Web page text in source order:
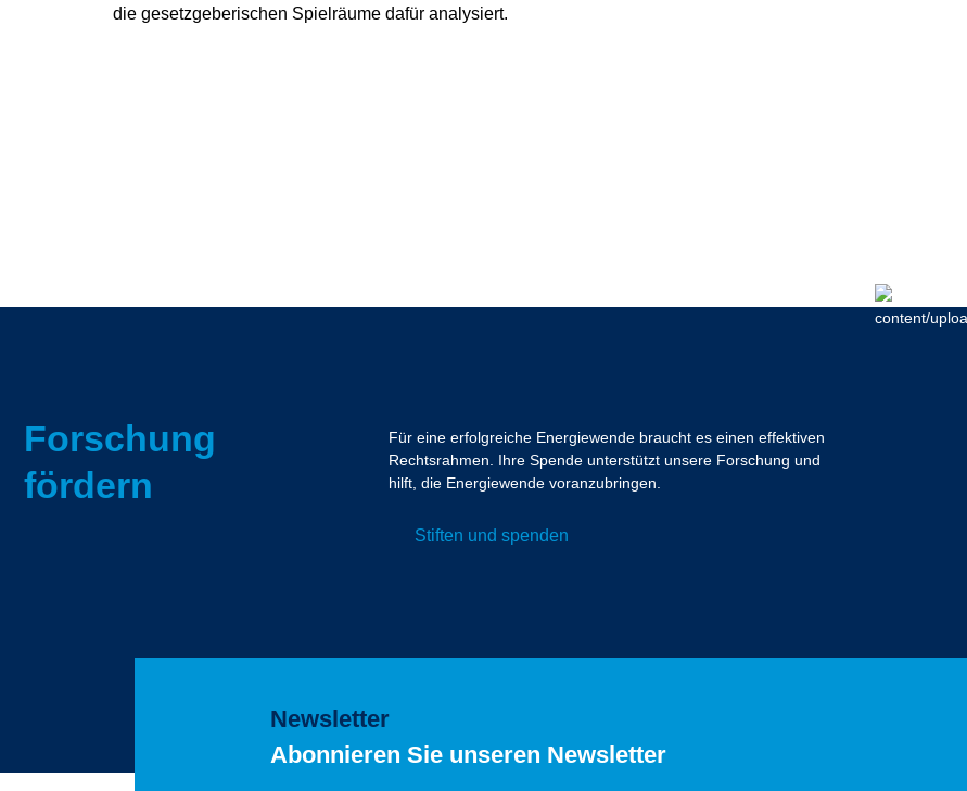
die gesetzgeberischen Spielräume dafür analysiert.
Forschung
fördern
Für eine erfolgreiche Energiewende braucht es einen effektiven
Rechtsrahmen. Ihre Spende unterstützt unsere Forschung und
hilft, die Energiewende voranzubringen.
Stiften und spenden
Newsletter
Abonnieren Sie unseren Newsletter